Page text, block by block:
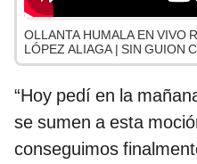
OLLANTA HUMALA EN VIVO
LÓPEZ ALIAGA | SIN GUION
“Hoy pedí en la
se sumen a esta
conseguimos